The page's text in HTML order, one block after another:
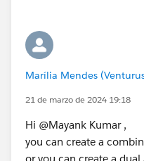
Marília Mendes
21 de marzo de 2024 19:18
Hi @Mayank Kumar​ ,
you can create a